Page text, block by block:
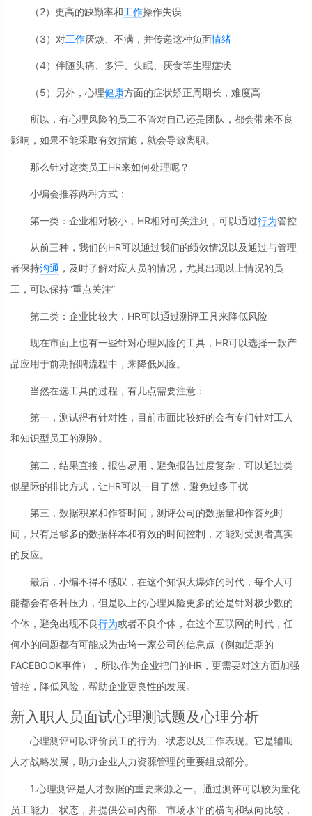
（2）更高的缺勤率和工作操作失误
（3）对工作厌烦、不满，并传递这种负面情绪
（4）伴随头痛、多汗、失眠、厌食等生理症状
（5）另外，心理健康方面的症状矫正周期长，难度高
所以，有心理风险的员工不管对自己还是团队，都会带来不良
影响，如果不能采取有效措施，就会导致离职。
那么针对这类员工HR来如何处理呢？
小编会推荐两种方式：
第一类：企业相对较小，HR相对可关注到，可以通过行为管控
从前三种，我们的HR可以通过我们的绩效情况以及通过与管理
者保持沟通 ，及时了解对应人员的情况，尤其出现以上情况的员
工，可以保持“重点关注”
第二类：企业比较大，HR可以通过测评工具来降低风险
现在市面上也有一些针对心理风险的工具，HR可以选择一款产
品应用于前期招聘流程中，来降低风险。
当然在选工具的过程，有几点需要注意：
第一，测试得有针对性，目前市面比较好的会有专门针对工人
和知识型员工的测验。
第二，结果直接，报告易用，避免报告过度复杂，可以通过类
似星际的排比方式，让HR可以一目了然，避免过多干扰
第三，数据积累和作答时间，测评公司的数据量和作答死时
间，只有足够多的数据样本和有效的时间控制，才能对受测者真实
的反应。
最后，小编不得不感叹，在这个知识大爆炸的时代，每个人可
能都会有各种压力，但是以上的心理风险更多的还是针对极少数的
个体，避免出现不良行为或者不良个体，在这个互联网的时代，任
何小的问题都有可能成为击垮一家公司的信息点（例如近期的
FACEBOOK事件），所以作为企业把门的HR，更需要对这方面加强
管控，降低风险，帮助企业更良性的发展。
新入职人员面试心理测试题及心理分析
心理测评可以评价员工的行为、状态以及工作表现。它是辅助
人才战略发展，助力企业人力资源管理的重要组成部分。
1.心理测评是人才数据的重要来源之一。通过测评可以较为量化
员工能力、状态，并提供公司内部、市场水平的横向和纵向比较，